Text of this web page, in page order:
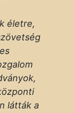
életre,
látták a